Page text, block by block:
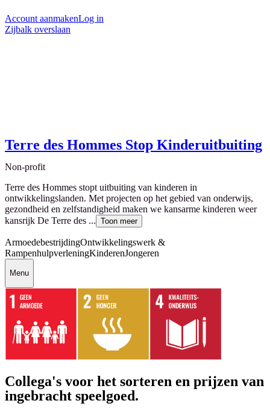
Account aanmakenLog in
Zijbalk overslaan
Terre des Hommes Stop Kinderuitbuiting
Non-profit
Terre des Hommes stopt uitbuiting van kinderen in
ontwikkelingslanden. Met projecten op het gebied van onderwijs,
gezondheid en zelfstandigheid maken we kansarme kinderen weer
kansrijk De Terre des ... Toon meer
ArmoedebestrijdingOntwikkelingswerk &
RampenhulpverleningKinderenJongeren
Menu
Collega's voor het sorteren en prijzen van
ingebracht speelgoed.